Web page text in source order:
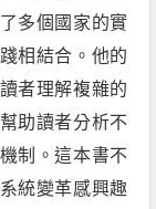
多個國家的實
相結合。他的
者理解複雜的
助讀者分析不
制。這本書不
統變革感興趣